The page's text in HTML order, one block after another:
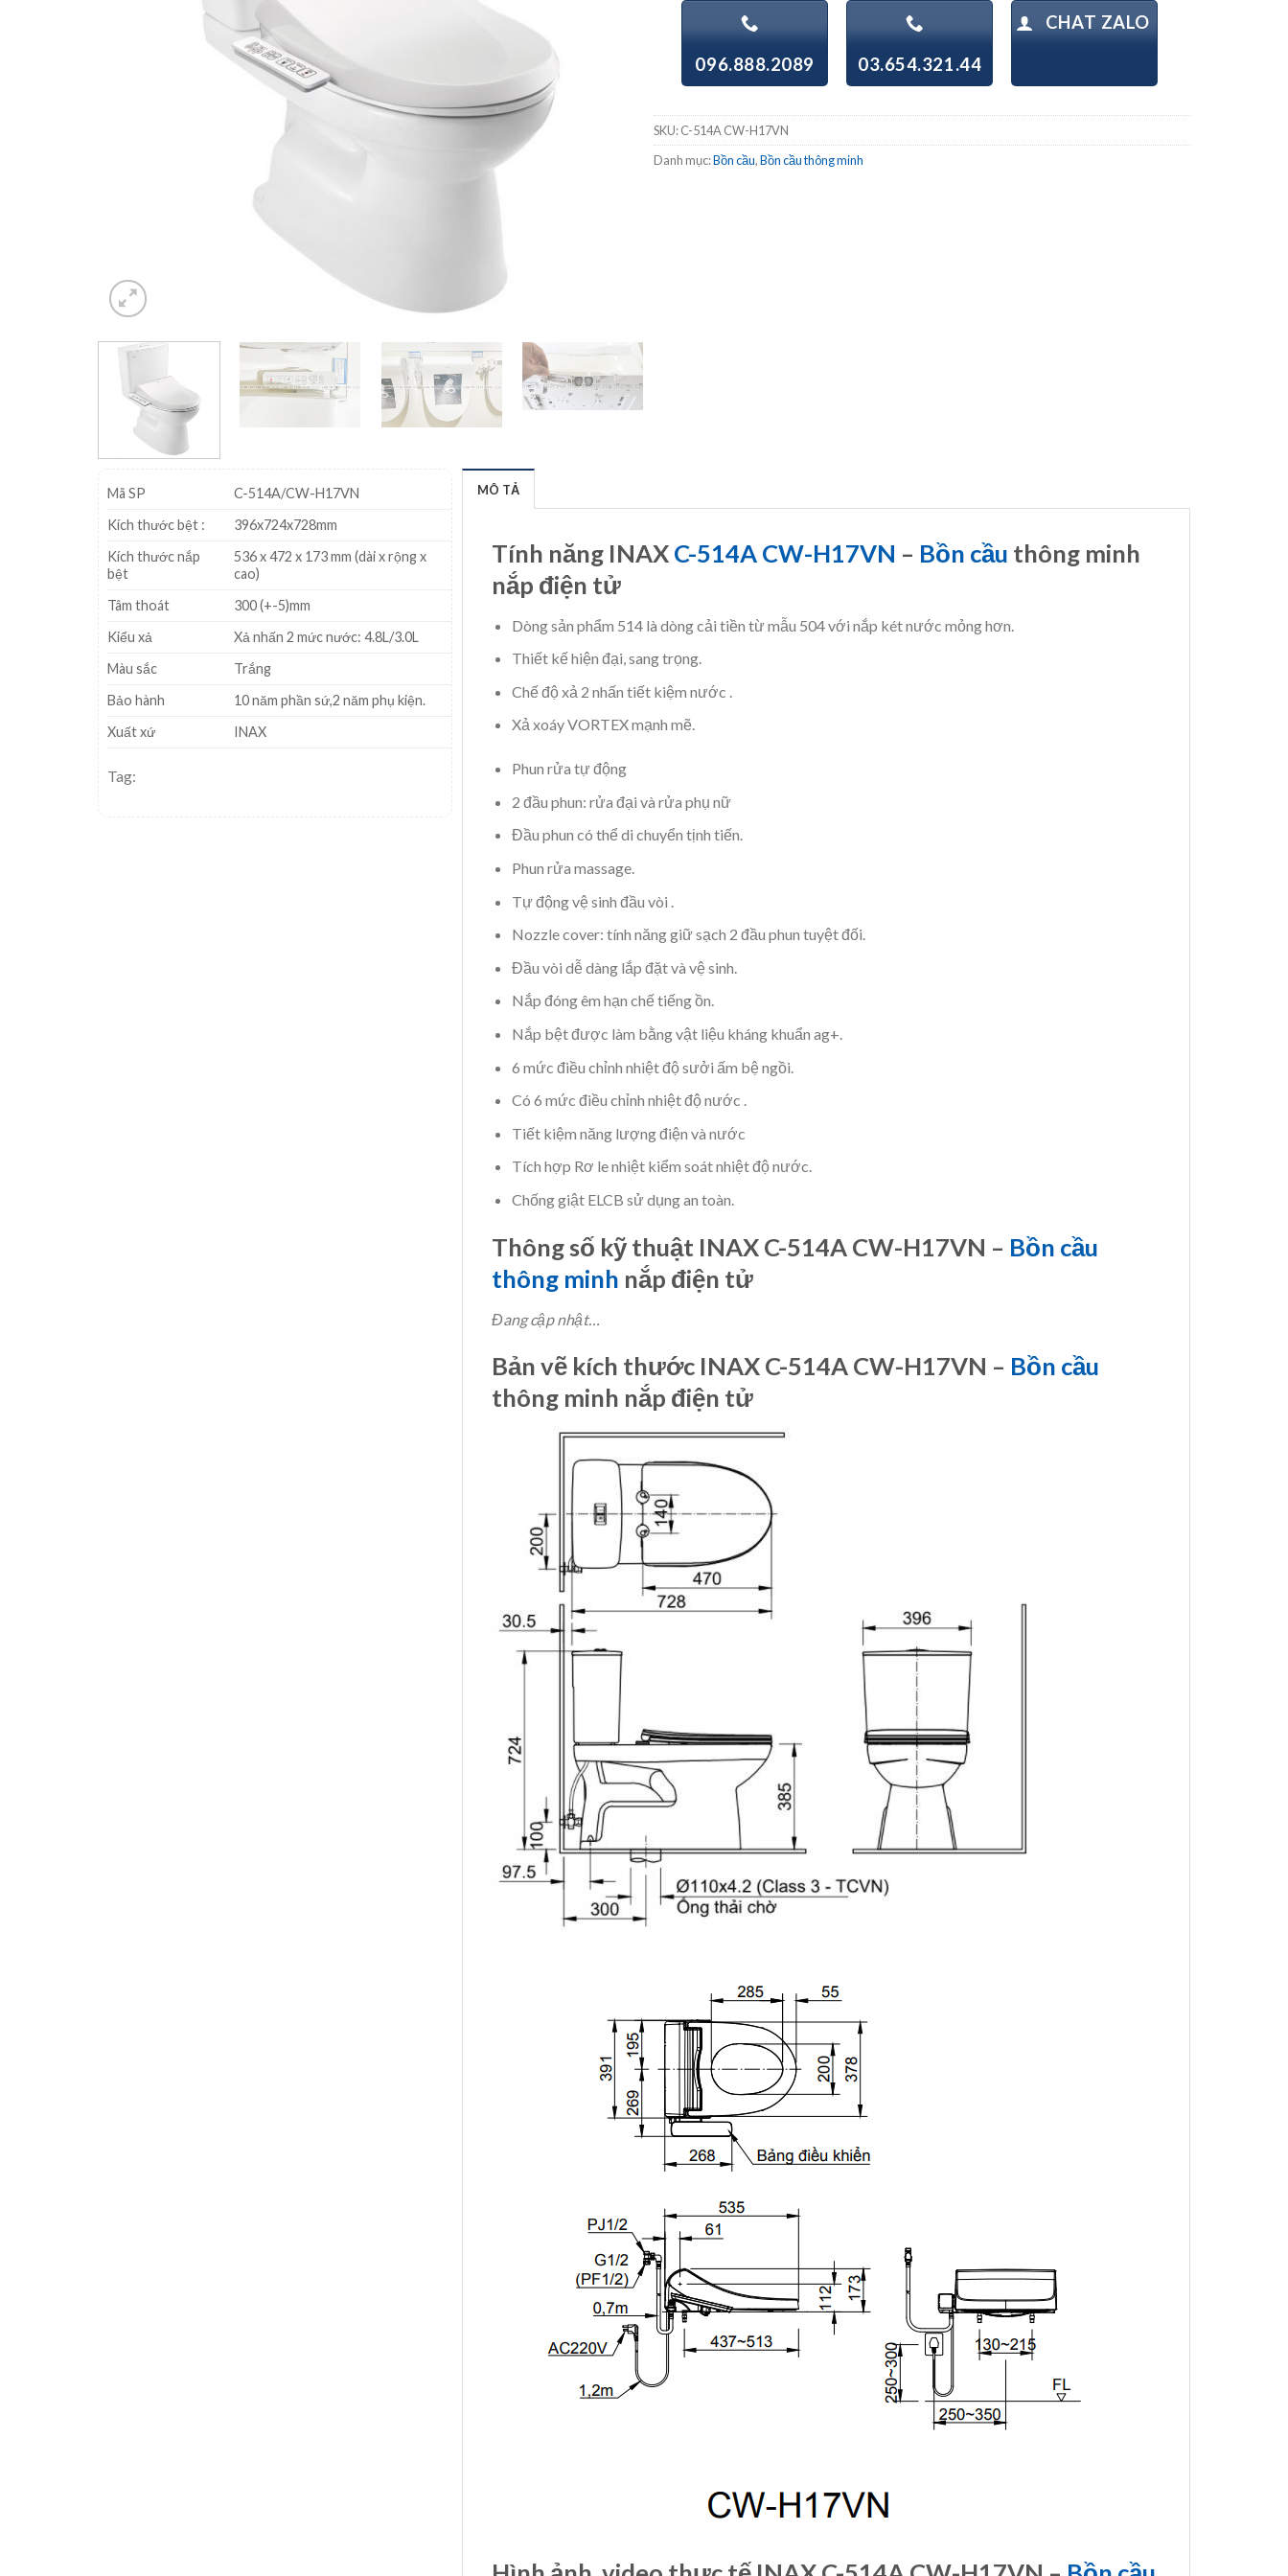
096.888.2089 03.654.321.44
CHAT ZALO
SKU:C-514A CW-H17VN
Danh mục:Bồn cầu,Bồn cầu thông minh
Mã SP
C-514A/CW-H17VN
Kích thước bệt :
396x724x728mm
Kích thước nắp
bệt
536 x 472 x 173 mm (dài x rộng x
cao)
Tâm thoát
300 (+-5)mm
Kiểu xả
Xả nhấn 2 mức nước: 4.8L/3.0L
Màu sắc
Trắng
Bảo hành
10 năm phần sứ,2 năm phụ kiện.
Xuất xứ
INAX
Tag:
MÔ TẢ
Tính năng INAX C-514A CW-H17VN – Bồn cầu thông minh
nắp điện tử
Dòng sản phẩm 514 là dòng cải tiền từ mẫu 504 với nắp két nước mỏng hơn.
Thiết kế hiện đại, sang trọng.
Chế độ xả 2 nhấn tiết kiệm nước .
Xả xoáy VORTEX mạnh mẽ.
Phun rửa tự động
2 đầu phun: rửa đại và rửa phụ nữ
Đầu phun có thể di chuyển tịnh tiến.
Phun rửa massage.
Tự động vệ sinh đầu vòi .
Nozzle cover: tính năng giữ sạch 2 đầu phun tuyệt đối.
Đầu vòi dễ dàng lắp đặt và vệ sinh.
Nắp đóng êm hạn chế tiếng ồn.
Nắp bệt được làm bằng vật liệu kháng khuẩn ag+.
6 mức điều chỉnh nhiệt độ sưởi ấm bệ ngồi.
Có 6 mức điều chỉnh nhiệt độ nước .
Tiết kiệm năng lượng điện và nước
Tích hợp Rơ le nhiệt kiểm soát nhiệt độ nước.
Chống giật ELCB sử dụng an toàn.
Thông số kỹ thuật INAX C-514A CW-H17VN – Bồn cầu
thông minh nắp điện tử
Đang cập nhật…
Bản vẽ kích thước INAX C-514A CW-H17VN – Bồn cầu
thông minh nắp điện tử